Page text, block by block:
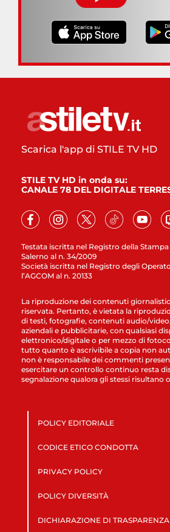
Testata iscritta nel Registro della
Salerno al n. 34/2009
Società iscritta nel Registro degli
l’AGCOM al n. 20133
Scarica l'app di STILE TV HD
STILE TV HD in onda su:
CANALE 78 DEL DIGITALE
La riproduzione dei contenuti
riservata. Pertanto, è vietata la
di testi, fotografie, contenuti audio/
aziendali e pubblicitarie, con qualsiasi
elettronico/digitale o per mezzo di
tutto quanto è ascrivibile a copia non
non è responsabile dei commenti
esercitare un controllo continuo resta
segnalazione qualora gli stessi risultano
POLICY EDITORIALE
CODICE ETICO CONDOTTA
PRIVACY POLICY
POLICY DIVERSITÀ
DICHIARAZIONE DI TRASPARENZA